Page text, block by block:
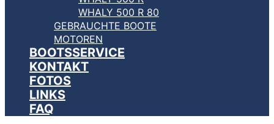
WHALY 500 R 80
GEBRAUCHTE BOOTE
MOTOREN
BOOTSSERVICE
KONTAKT
FOTOS
LINKS
FAQ